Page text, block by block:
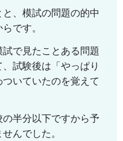
、模試の問題の的中
です。
で見たことある問題
試験後は「やっぱり
いていたのを覚えて
半分以下ですから予
んでした。